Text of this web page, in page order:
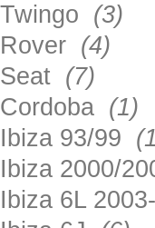
Twingo (3)
Rover (4)
Seat (7)
Cordoba (1)
Ibiza 93/99
Ibiza 2000/
Ibiza 6L